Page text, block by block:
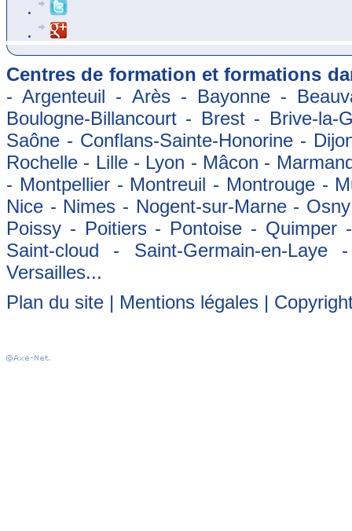
Centres de formation et formations
- Argenteuil - Arès - Bayonne -
Boulogne-Billancourt - Brest - Brive-
Saône - Conflans-Sainte-Honorine -
Rochelle - Lille - Lyon - Mâcon -
- Montpellier - Montreuil - Montrouge -
Nice - Nimes - Nogent-sur-Marne -
Poissy - Poitiers - Pontoise -
Saint-cloud - Saint-Germain-en-
Versailles...
Plan du site | Mentions légales |